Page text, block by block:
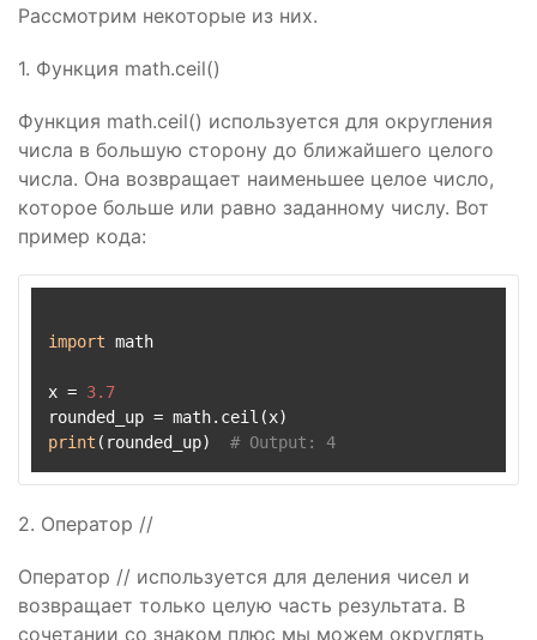
Рассмотрим некоторые из них.
1. Функция math.ceil()
Функция math.ceil() используется для округления
числа в большую сторону до ближайшего целого
числа. Она возвращает наименьшее целое число,
которое больше или равно заданному числу. Вот
пример кода:
import math
x = 3.7
print (rounded_up) # Output: 4
2. Оператор //
Оператор // используется для деления чисел и
возвращает только целую часть результата. В
сочетании со знаком плюс мы можем округлять